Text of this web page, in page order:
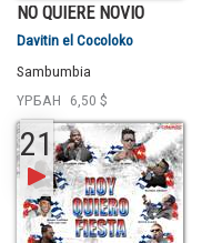
NO QUIERE NOVIO
Davitin el Cocoloko
Sambumbia
YРБАН
6,50 $
21